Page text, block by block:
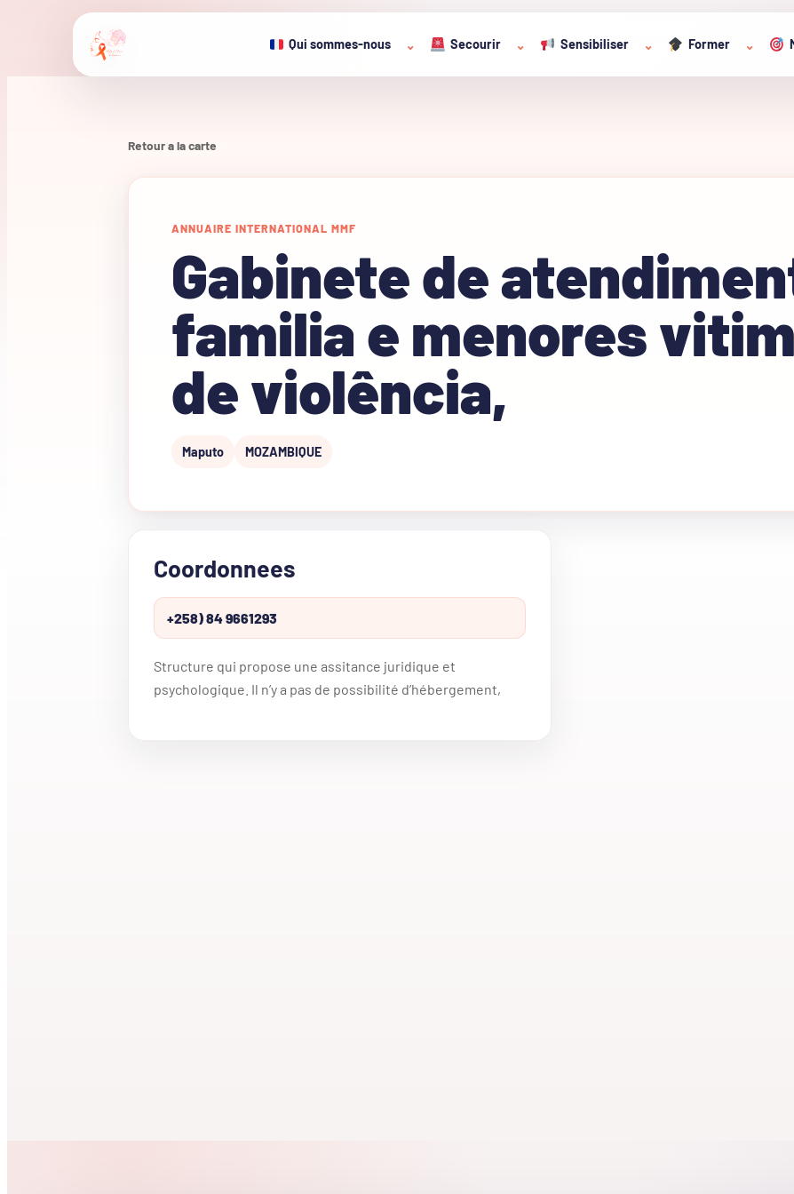
Qui sommes-nous ⌄ Secourir ⌄ Sensibiliser ⌄ Former ⌄
Retour a la carte
ANNUAIRE INTERNATIONAL MMF
Gabinete de
familia e menores
de violência,
Maputo MOZAMBIQUE
Coordonnees
+258) 84 9661293
Structure qui propose une assitance juridique et
psychologique. Il n’y a pas de possibilité d’hébergement,